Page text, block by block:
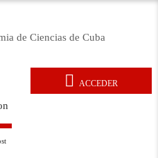
contenido
de Ciencias de Cuba
ACCEDER